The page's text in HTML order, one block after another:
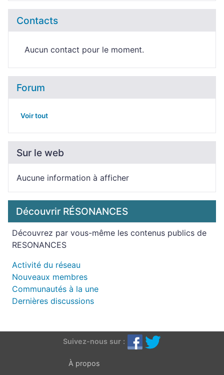
Contacts
Aucun contact pour le moment.
Forum
Voir tout
Sur le web
Aucune information à afficher
Découvrir RÉSONANCES
Découvrez par vous-même les contenus publics de
RESONANCES
Activité du réseau
Nouveaux membres
Communautés à la une
Dernières discussions
Suivez-nous sur :
À propos